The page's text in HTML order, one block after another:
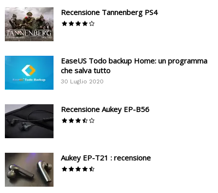
Recensione Tannenberg PS4
EaseUS Todo backup Home: un programma
che salva tutto
30 Luglio 2020
Recensione Aukey EP-B56
Aukey EP-T21 : recensione